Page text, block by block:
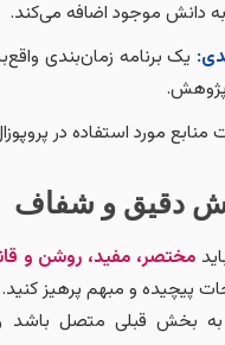
موجود اضافه می‌کند.
برنامه زمان‌بندی واقع‌بینانه
استفاده در پروپوزال.
و شفاف
مفید، روشن و
و مبهم پرهیز کنید. هر
قبلی متصل باشد و یک